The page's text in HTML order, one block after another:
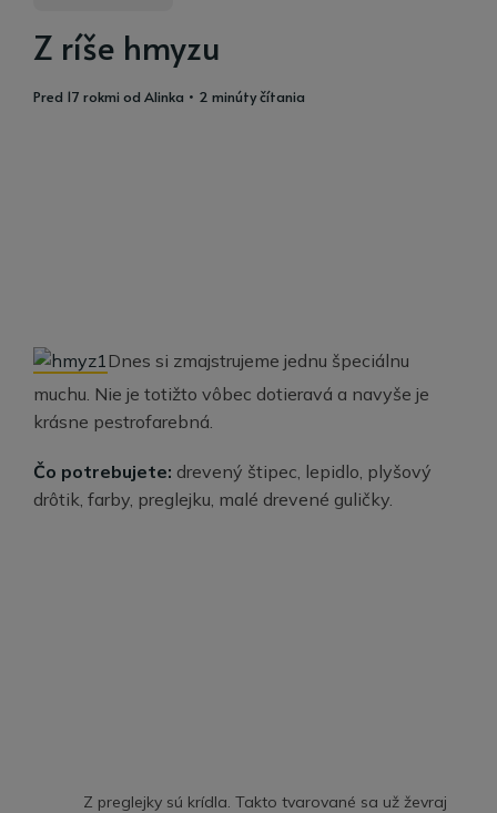
Z ríše hmyzu
pred 17 rokmi od Alinka • 2 minúty čítania
Dnes si zmajstrujeme jednu špeciálnu
muchu. Nie je totižto vôbec dotieravá a navyše je
krásne pestrofarebná.
Čo potrebujete: drevený štipec, lepidlo, plyšový
drôtik, farby, preglejku, malé drevené guličky.
Z preglejky sú krídla. Takto tvarované sa už ževraj